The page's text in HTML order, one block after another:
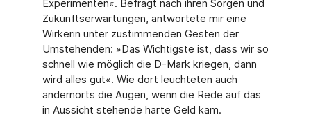
Experimenten«. Befragt nach ihren Sorgen und
Zukunftserwartungen, antwortete mir eine
Wirkerin unter zustimmenden Gesten der
Umstehenden: »Das Wichtigste ist, dass wir so
schnell wie möglich die D-Mark kriegen, dann
wird alles gut«. Wie dort leuchteten auch
andernorts die Augen, wenn die Rede auf das
in Aussicht stehende harte Geld kam.